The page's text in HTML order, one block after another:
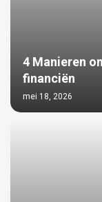
4 Manieren
financiën
mei 18, 2026